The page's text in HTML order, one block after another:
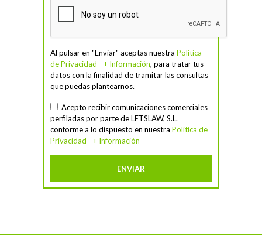
Al pulsar en "Enviar" aceptas nuestra Política
de Privacidad - + Información, para tratar tus
datos con la finalidad de tramitar las consultas
que puedas plantearnos.
Acepto recibir comunicaciones comerciales
perfiladas por parte de LETSLAW, S.L.
conforme a lo dispuesto en nuestra Política de
Privacidad - + Información